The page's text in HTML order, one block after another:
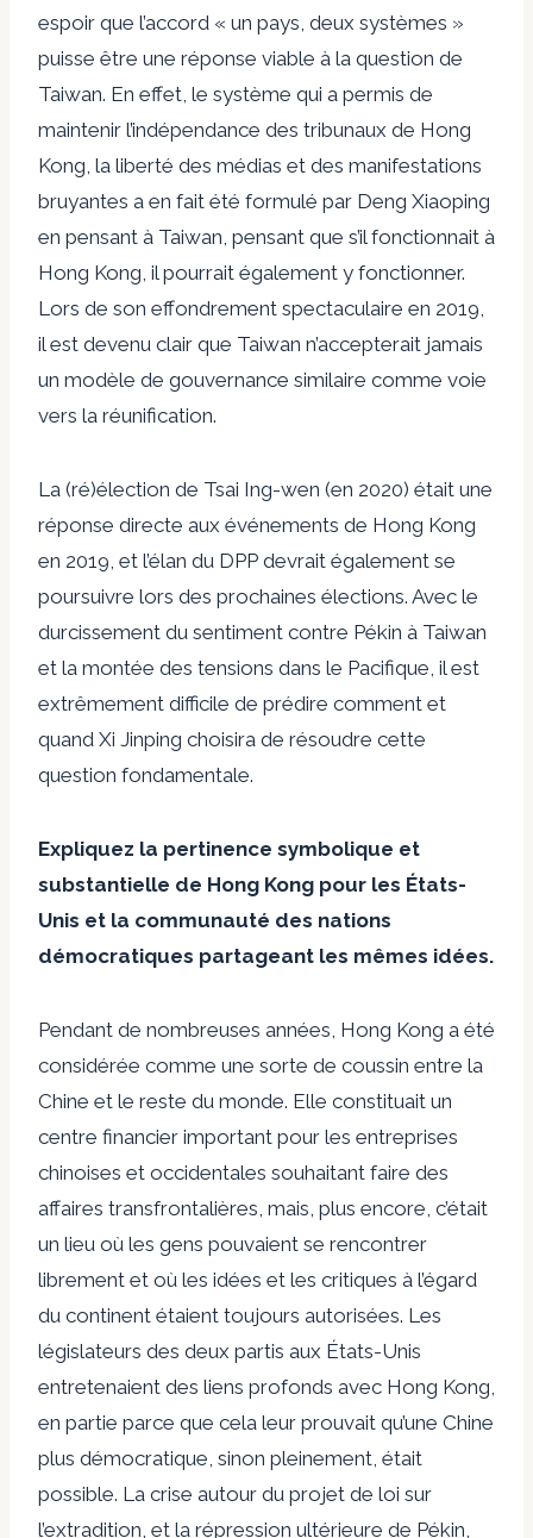
espoir que l’accord « un pays, deux systèmes »
puisse être une réponse viable à la question de
Taiwan. En effet, le système qui a permis de
maintenir l’indépendance des tribunaux de Hong
Kong, la liberté des médias et des manifestations
bruyantes a en fait été formulé par Deng Xiaoping
en pensant à Taiwan, pensant que s’il fonctionnait à
Hong Kong, il pourrait également y fonctionner.
Lors de son effondrement spectaculaire en 2019,
il est devenu clair que Taiwan n’accepterait jamais
un modèle de gouvernance similaire comme voie
vers la réunification.
La (ré)élection de Tsai Ing-wen (en 2020) était une
réponse directe aux événements de Hong Kong
en 2019, et l’élan du DPP devrait également se
poursuivre lors des prochaines élections. Avec le
durcissement du sentiment contre Pékin à Taiwan
et la montée des tensions dans le Pacifique, il est
extrêmement difficile de prédire comment et
quand Xi Jinping choisira de résoudre cette
question fondamentale.
Expliquez la pertinence symbolique et
substantielle de Hong Kong pour les États-
Unis et la communauté des nations
démocratiques partageant les mêmes idées.
Pendant de nombreuses années, Hong Kong a été
considérée comme une sorte de coussin entre la
Chine et le reste du monde. Elle constituait un
centre financier important pour les entreprises
chinoises et occidentales souhaitant faire des
affaires transfrontalières, mais, plus encore, c’était
un lieu où les gens pouvaient se rencontrer
librement et où les idées et les critiques à l’égard
du continent étaient toujours autorisées. Les
législateurs des deux partis aux États-Unis
entretenaient des liens profonds avec Hong Kong,
en partie parce que cela leur prouvait qu’une Chine
plus démocratique, sinon pleinement, était
possible. La crise autour du projet de loi sur
l’extradition, et la répression ultérieure de Pékin,